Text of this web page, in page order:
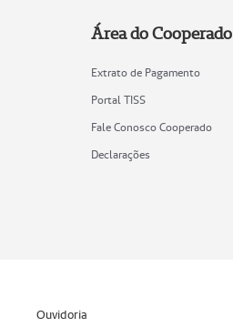
Área do Cooperado
Extrato de Pagamento
Portal TISS
Fale Conosco Cooperado
Declarações
Ouvidoria